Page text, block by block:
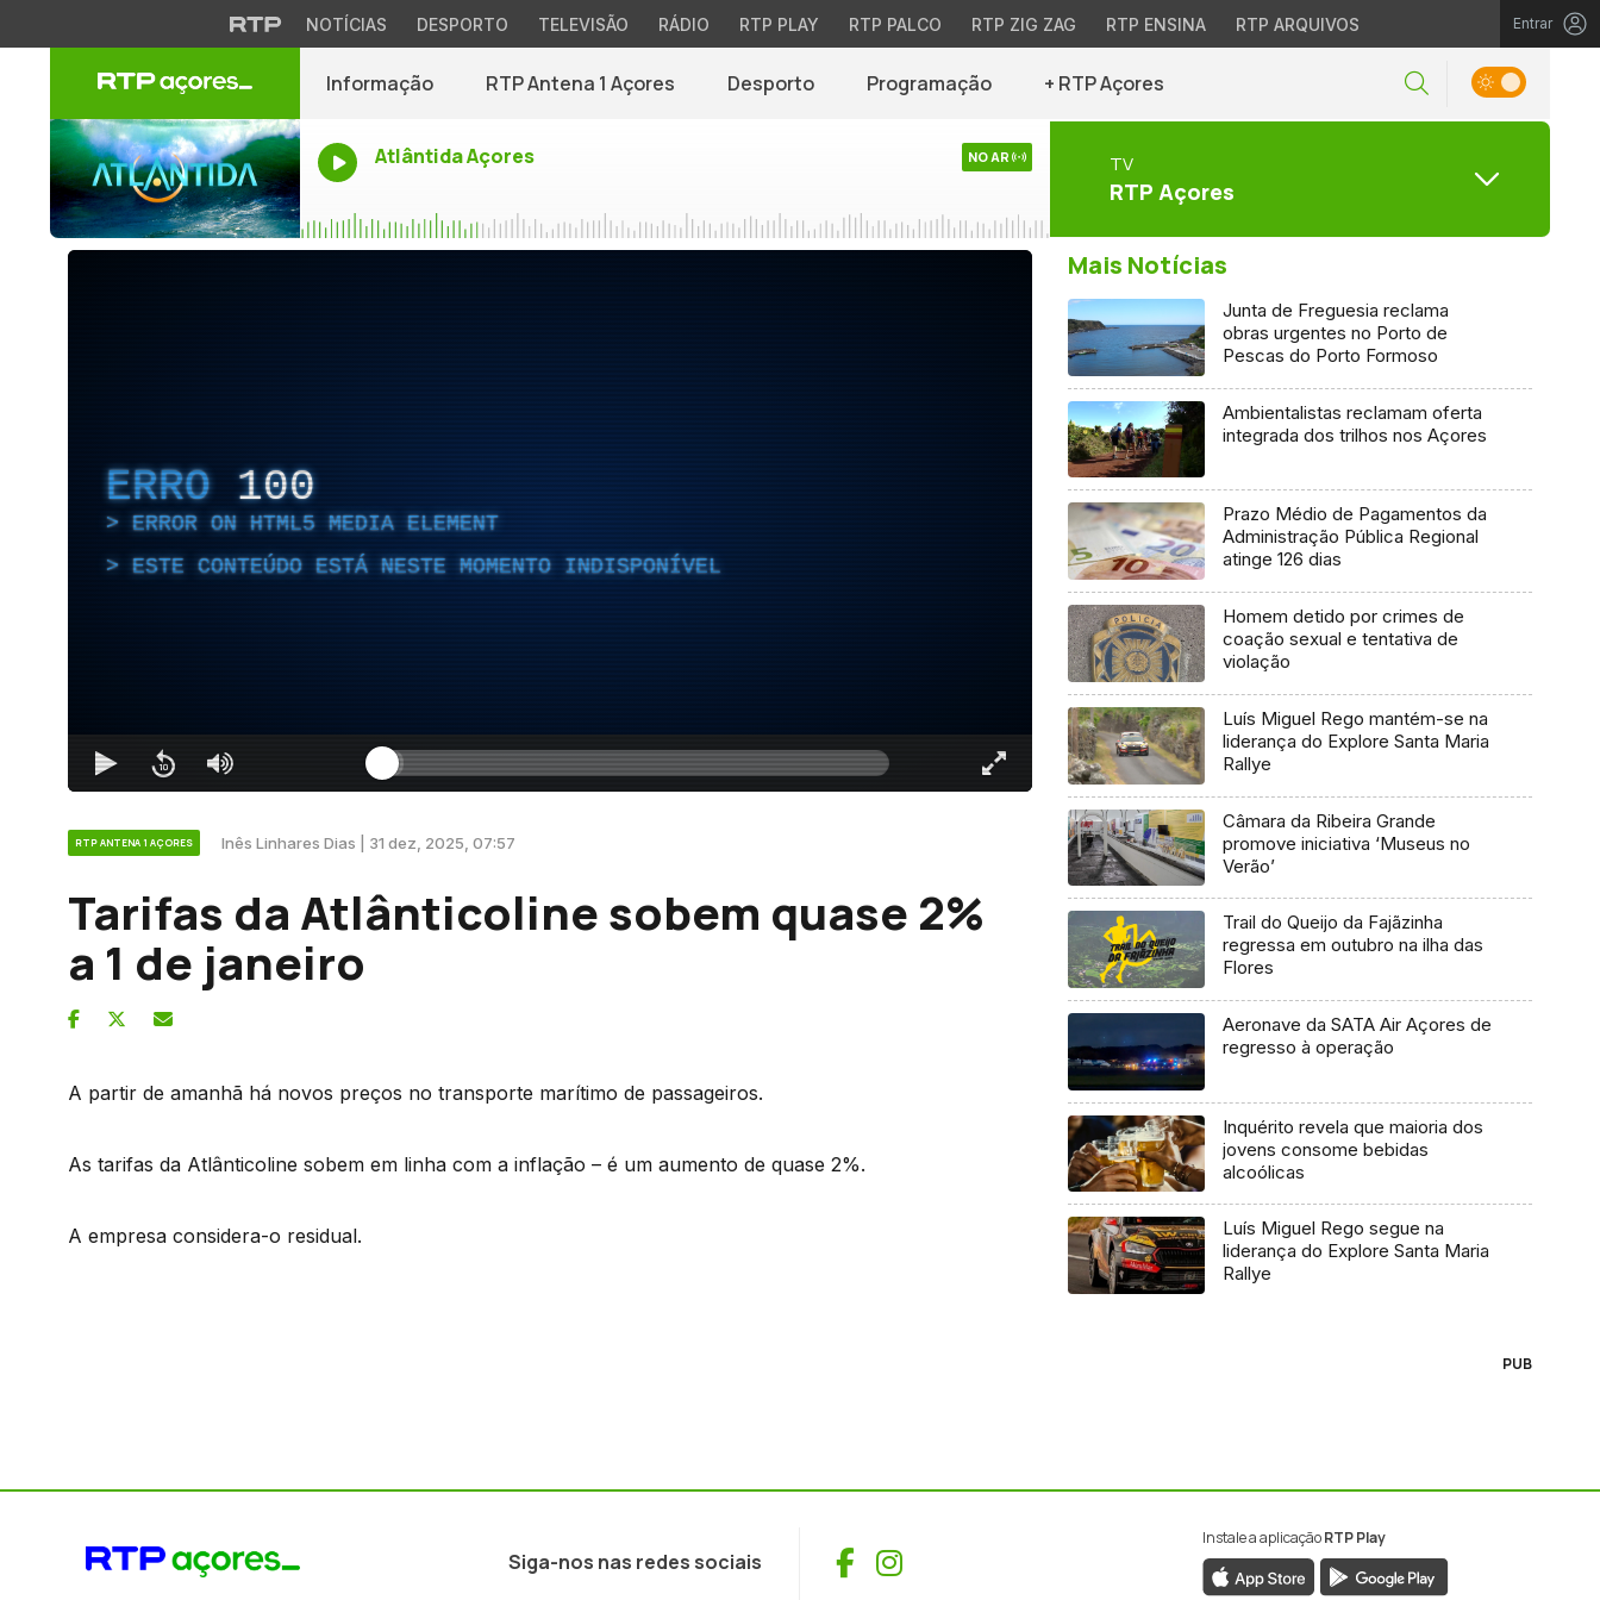
NOTÍCIAS DESPORTO TELEVISÃO RÁDIO RTP PLAY RTP PALCO RTP ZIG ZAG RTP ENSINA RTP ARQUIVOS Entrar
Informação RTP Antena 1 Açores Desporto Programação + RTP Açores
Atlântida Açores NO AR TV
RTP Açores
ERRO 100
ERROR ON HTML5 MEDIA ELEMENT
ESTE CONTEÚDO ESTÁ NESTE MOMENTO INDISPONÍVEL
RTP ANTENA 1 AÇORES Inês Linhares Dias | 31 dez, 2025, 07:57
Tarifas da Atlânticoline sobem quase 2%
a 1 de janeiro
A partir de amanhã há novos preços no transporte marítimo de passageiros.
As tarifas da Atlânticoline sobem em linha com a inflação – é um aumento de quase 2%.
A empresa considera-o residual.
Mais Notícias
Junta de Freguesia reclama
obras urgentes no Porto de
Pescas do Porto Formoso
Ambientalistas reclamam oferta
integrada dos trilhos nos Açores
Prazo Médio de Pagamentos da
Administração Pública Regional
atinge 126 dias
Homem detido por crimes de
coação sexual e tentativa de
violação
Luís Miguel Rego mantém-se na
liderança do Explore Santa Maria
Rallye
Câmara da Ribeira Grande
promove iniciativa ‘Museus no
Verão’
Trail do Queijo da Fajãzinha
regressa em outubro na ilha das
Flores
Aeronave da SATA Air Açores de
regresso à operação
Inquérito revela que maioria dos
jovens consome bebidas
alcoólicas
Luís Miguel Rego segue na
liderança do Explore Santa Maria
Rallye
PUB
Siga-nos nas redes sociais Facebook
Instagram
Instale a aplicaçãoRTP Play